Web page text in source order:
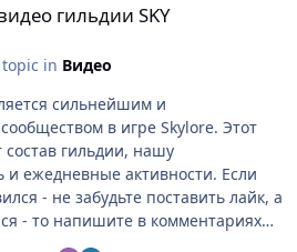
гильдии SKY
in Видео
сильнейшим и
в игре Skylore. Этот
состав гильдии, нашу
ежедневные активности. Если
- не забудьте поставить лайк, а
- то напишите в комментариях
просмотра!